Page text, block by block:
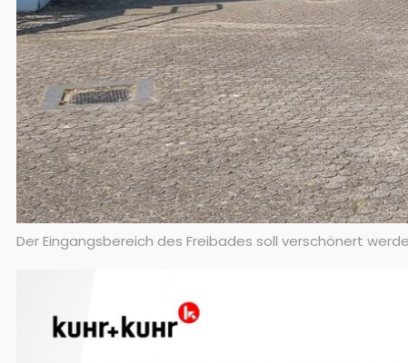
Der Eingangsbereich des Freibades soll verschönert